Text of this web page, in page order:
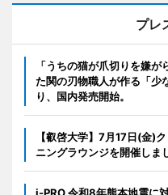
プレ
「うちの猫が爪切りを嫌
た関の刃物職人が作る「少
り、国内発売開始。
【叡啓大学】7月17日(金)
ニングラウンジを開催しま